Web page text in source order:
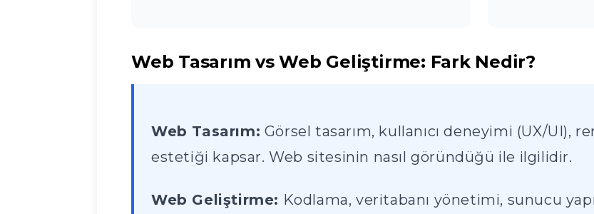
Web Tasarım vs Web Geliştirme: Fark Nedir?
Web Tasarım: Görsel tasarım, kullanıcı deneyimi (UX/UI),
estetiği kapsar. Web sitesinin nasıl göründüğü ile ilgilidir.
Web Geliştirme: Kodlama, veritabanı yönetimi, sunucu